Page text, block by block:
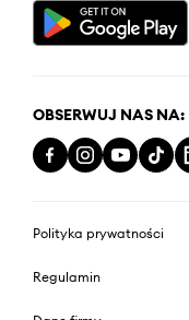
OBSERWUJ NAS NA:
Polityka prywatności
Regulamin